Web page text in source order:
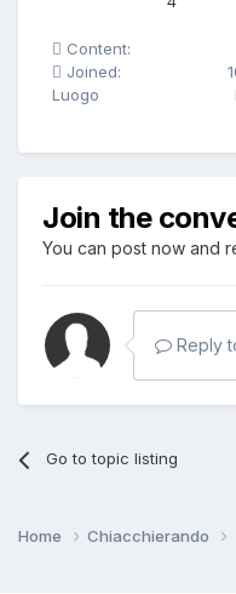
Content:
Joined:
Luogo
Join the
You can post now and
Reply
Go to topic listing
Home Chiacchierando